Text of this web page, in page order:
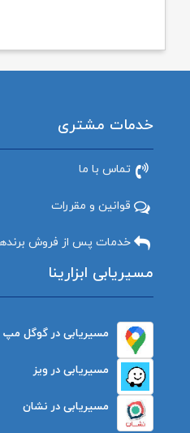
خدمات مشتری
تماس با ما
قوانین و مقررات
خدمات پس از فروش
مسیریابی ابزارینا
مسیریابی در گوگل مپ
مسیریابی در ویز
مسیریابی در نشان